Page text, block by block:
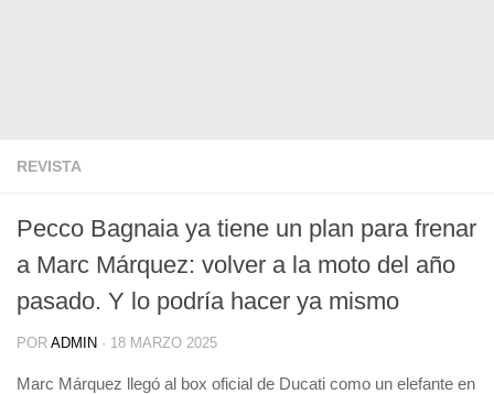
REVISTA
Pecco Bagnaia ya tiene un plan para frenar
a Marc Márquez: volver a la moto del año
pasado. Y lo podría hacer ya mismo
POR ADMIN · 18 MARZO 2025
Marc Márquez llegó al box oficial de Ducati como un elefante en